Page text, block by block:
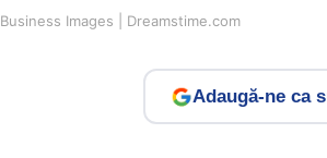
Images | Dreamstime.com
Adaugă-ne ca